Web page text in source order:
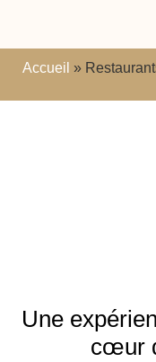
Accueil »
Une
cœur